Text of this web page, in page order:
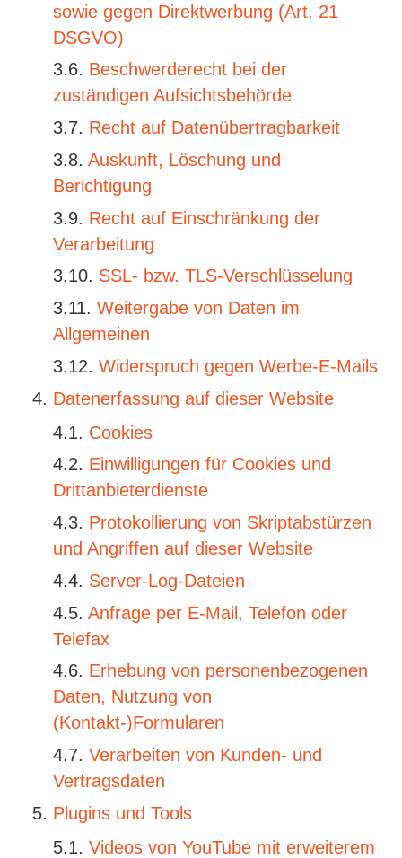
sowie gegen Direktwerbung (Art. 21
DSGVO)
Beschwerderecht bei der
zuständigen Aufsichtsbehörde
Recht auf Datenübertragbarkeit
Auskunft, Löschung und
Berichtigung
Recht auf Einschränkung der
Verarbeitung
SSL- bzw. TLS-Verschlüsselung
Weitergabe von Daten im
Allgemeinen
Widerspruch gegen Werbe-E-Mails
Datenerfassung auf dieser Website
Cookies
Einwilligungen für Cookies und
Drittanbieterdienste
Protokollierung von Skriptabstürzen
und Angriffen auf dieser Website
Server-Log-Dateien
Anfrage per E-Mail, Telefon oder
Telefax
Erhebung von personenbezogenen
Daten, Nutzung von
(Kontakt-)Formularen
Verarbeiten von Kunden- und
Vertragsdaten
Plugins und Tools
Videos von YouTube mit erweiterem